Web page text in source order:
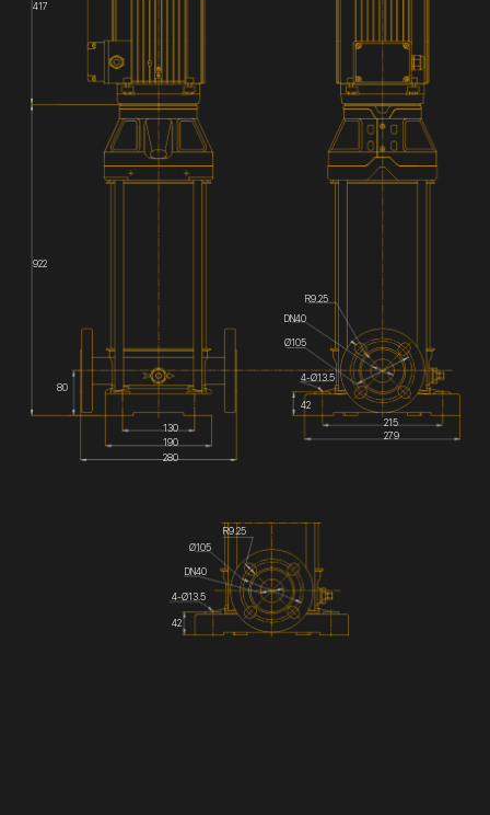
DN40
417
922
80
130
190
280
215
279
42
4-Ø13.5
Ø105
R9.25
DN40
R9.25
Ø105
4-Ø13.5
42